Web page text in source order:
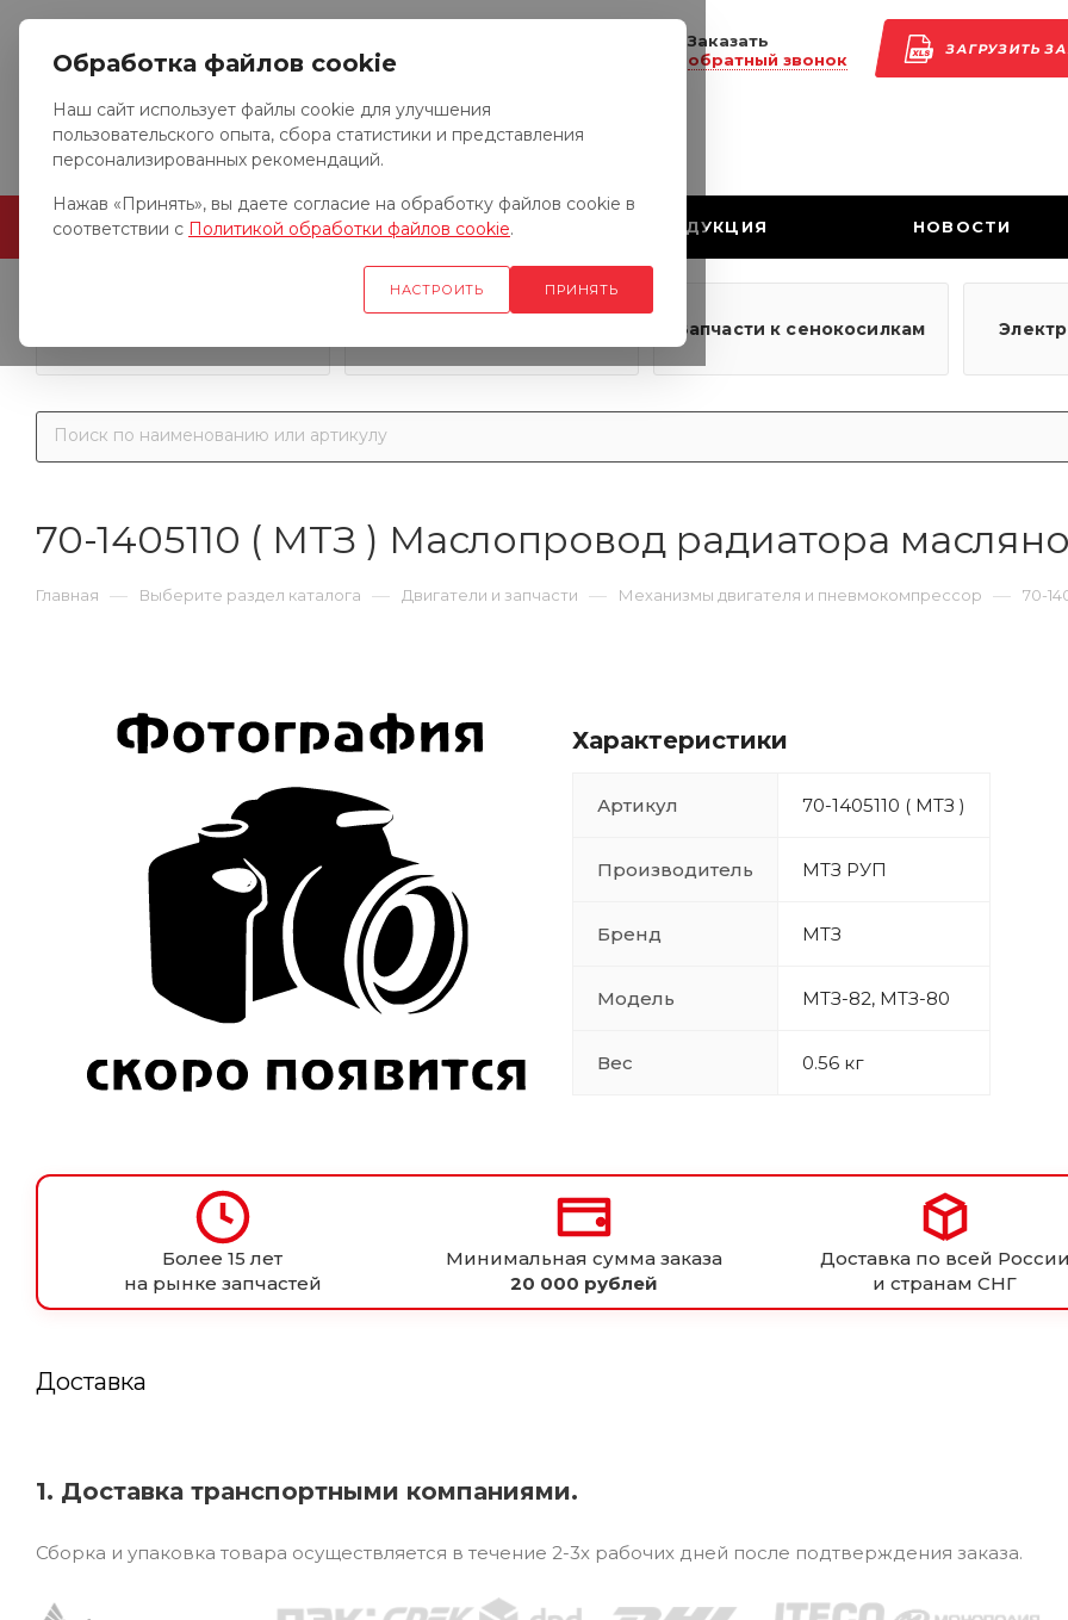
ЗАГРУЗИТЬ
Заказать
обратный звонок
ГЛАВНАЯ О КОМПАНИИ ПРОДУКЦИЯ НОВОСТИ
Запчасти к грузовым
Запчасти к сенокосилкам
70-1405110 ( МТЗ ) Маслопровод радиатора
Главная — Выберите раздел каталога — Двигатели и запчасти — Механизмы двигателя и пневмокомпрессор — 70-
Характеристики
Артикул 70-1405110 ( МТЗ )
Производитель МТЗ РУП
Бренд МТЗ
Модель МТЗ-82, МТЗ-80
Вес 0.56 кг
Более 15 лет
на рынке запчастей
Минимальная сумма заказа
20 000 рублей
Доставка по всей
и странам СНГ
Доставка
1. Доставка транспортными компаниями.
Сборка и упаковка товара осуществляется в течение 2-3х рабочих дней после подтверждения заказа.
Обработка файлов cookie
Наш сайт использует файлы cookie для улучшения
пользовательского опыта, сбора статистики и представления
персонализированных рекомендаций.
Нажав «Принять», вы даете согласие на обработку файлов cookie в
соответствии с Политикой обработки файлов cookie.
НАСТРОИТЬ ПРИНЯТЬ